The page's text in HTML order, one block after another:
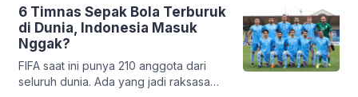
6 Timnas Sepak Bola Terburuk
di Dunia, Indonesia Masuk
Nggak?
FIFA saat ini punya 210 anggota dari
seluruh dunia. Ada yang jadi raksasa